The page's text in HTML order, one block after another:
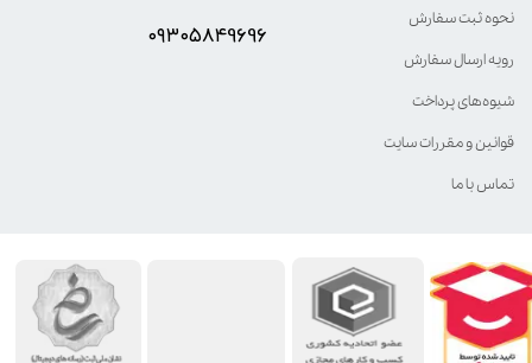
نحوه ثبت سفارش
رویه ارسال سفارش
شیوه‌های پرداخت
قوانین و مقررات سایت
تماس با ما
۰۹۳۰۵8۴9696